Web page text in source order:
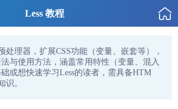
Less 教程
处理器，扩展CSS功能（变量、嵌套等），
与使用方法，涵盖常用特性（变量、混入
或想快速学习Less的读者，需具备HTM
识。